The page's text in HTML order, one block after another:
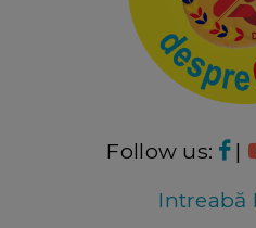
Follow us: |
Intreabă